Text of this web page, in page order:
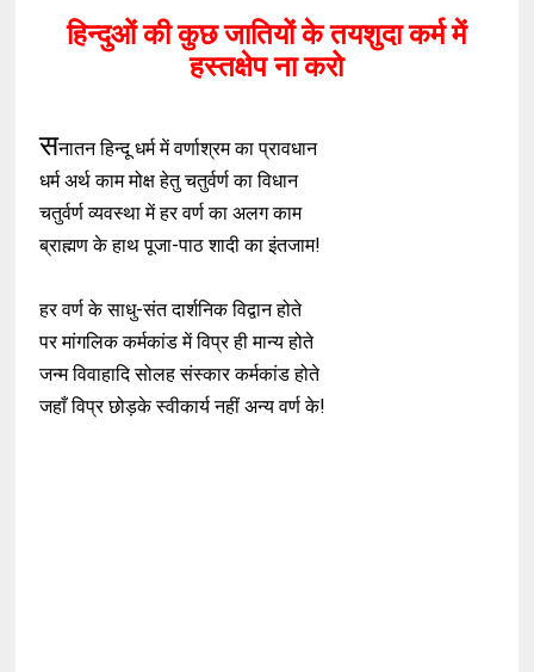
हिन्दुओं की कुछ जातियों के तयशुदा कर्म में
हस्तक्षेप ना करो
सनातन हिन्दू धर्म में वर्णाश्रम का प्रावधान
धर्म अर्थ काम मोक्ष हेतु चतुर्वर्ण का विधान
चतुर्वर्ण व्यवस्था में हर वर्ण का अलग काम
ब्राह्मण के हाथ पूजा-पाठ शादी का इंतजाम!
हर वर्ण के साधु-संत दार्शनिक विद्वान होते
पर मांगलिक कर्मकांड में विप्र ही मान्य होते
जन्म विवाहादि सोलह संस्कार कर्मकांड होते
जहाँ विप्र छोड़के स्वीकार्य नहीं अन्य वर्ण के!